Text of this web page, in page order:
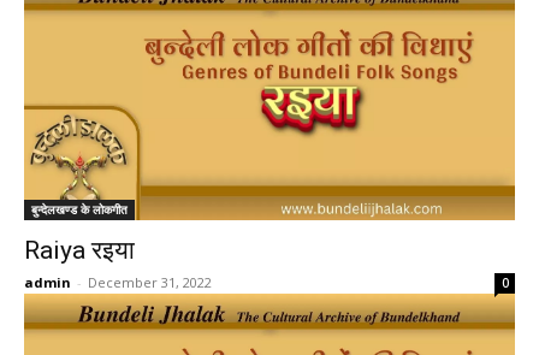
बुन्देलखण्ड के लोकगीत
Raiya रइया
admin - December 31, 2022 0